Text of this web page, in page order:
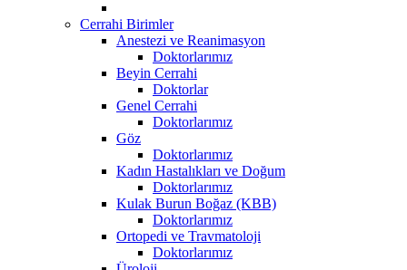
Cerrahi Birimler
Anestezi ve Reanimasyon
Doktorlarımız
Beyin Cerrahi
Doktorlar
Genel Cerrahi
Doktorlarımız
Göz
Doktorlarımız
Kadın Hastalıkları ve Doğum
Doktorlarımız
Kulak Burun Boğaz (KBB)
Doktorlarımız
Ortopedi ve Travmatoloji
Doktorlarımız